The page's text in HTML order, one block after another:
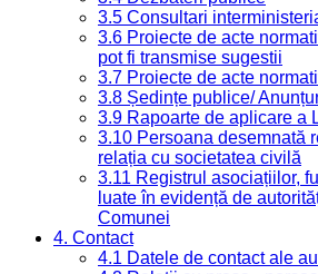
3.5 Consultari
3.6 Proiecte de acte
pot fi transmise sugestii
3.7 Proiecte de acte
3.8 Ședințe publice/
3.9 Rapoarte de aplicare a
3.10 Persoana desemnată
relația cu societatea civilă
3.11 Registrul asociațiilor,
luate în evidență de
Comunei
4. Contact
4.1 Datele de contact ale